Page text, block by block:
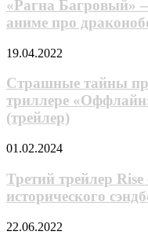
Eden
почти
не
полноценный
трейлер
про
«Рагна Багровый»
аниме про
Страшные
приложения-
невидимки
в
триллере
с
Ефремовым
(трейлер)
19.04.2022
Страшные тайны
триллере
(трейлер)
Третий
Rise
of
the
—
01.02.2024
Третий трейлер
исторического
Crunchyroll
22.06.2022